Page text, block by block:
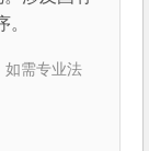
如需专业法